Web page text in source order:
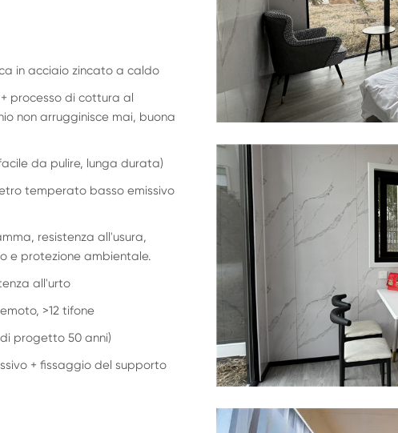
in acciaio zincato a caldo
processo di cottura al
non arrugginisce mai, buona
da pulire, lunga durata)
temperato basso emissivo
resistenza all'usura,
e protezione ambientale.
all'urto
>12 tifone
progetto 50 anni)
+ fissaggio del supporto